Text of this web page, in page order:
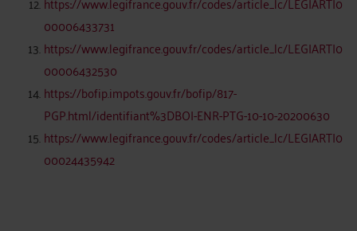
00006433731
https://www.legifrance.gouv.fr/codes/article_lc/LEGIARTI0
00006432530
https://bofip.impots.gouv.fr/bofip/817-
PGP.html/identifiant%3DBOI-ENR-PTG-10-10-20200630
https://www.legifrance.gouv.fr/codes/article_lc/LEGIARTI0
00024435942